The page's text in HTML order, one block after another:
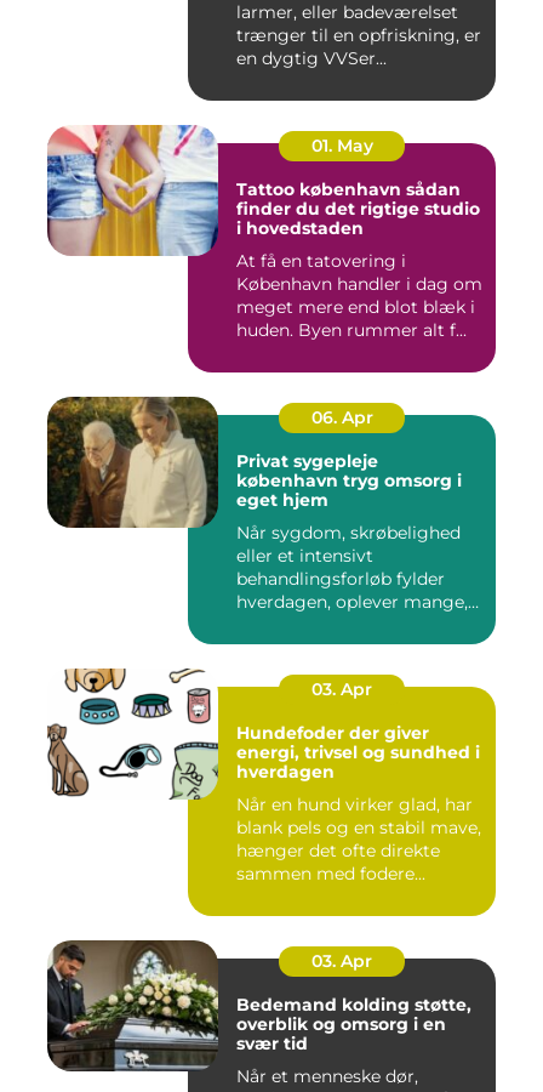
larmer, eller badeværelset
trænger til en opfriskning, er
en dygtig VVSer...
01. May
Tattoo københavn sådan
finder du det rigtige studio
i hovedstaden
At få en tatovering i
København handler i dag om
meget mere end blot blæk i
huden. Byen rummer alt f...
06. Apr
Privat sygepleje
københavn tryg omsorg i
eget hjem
Når sygdom, skrøbelighed
eller et intensivt
behandlingsforløb fylder
hverdagen, oplever mange,
03. Apr
Hundefoder der giver
energi, trivsel og sundhed i
hverdagen
Når en hund virker glad, har
blank pels og en stabil mave,
hænger det ofte direkte
sammen med fodere...
03. Apr
Bedemand kolding støtte,
overblik og omsorg i en
svær tid
Når et menneske dør,